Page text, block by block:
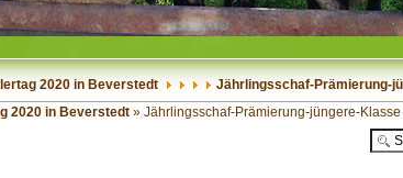
2020 in Beverstedt Jährlingsschaf-Prämierung-
2020 in Beverstedt » Jährlingsschaf-Prämierung-jüngere-Klasse